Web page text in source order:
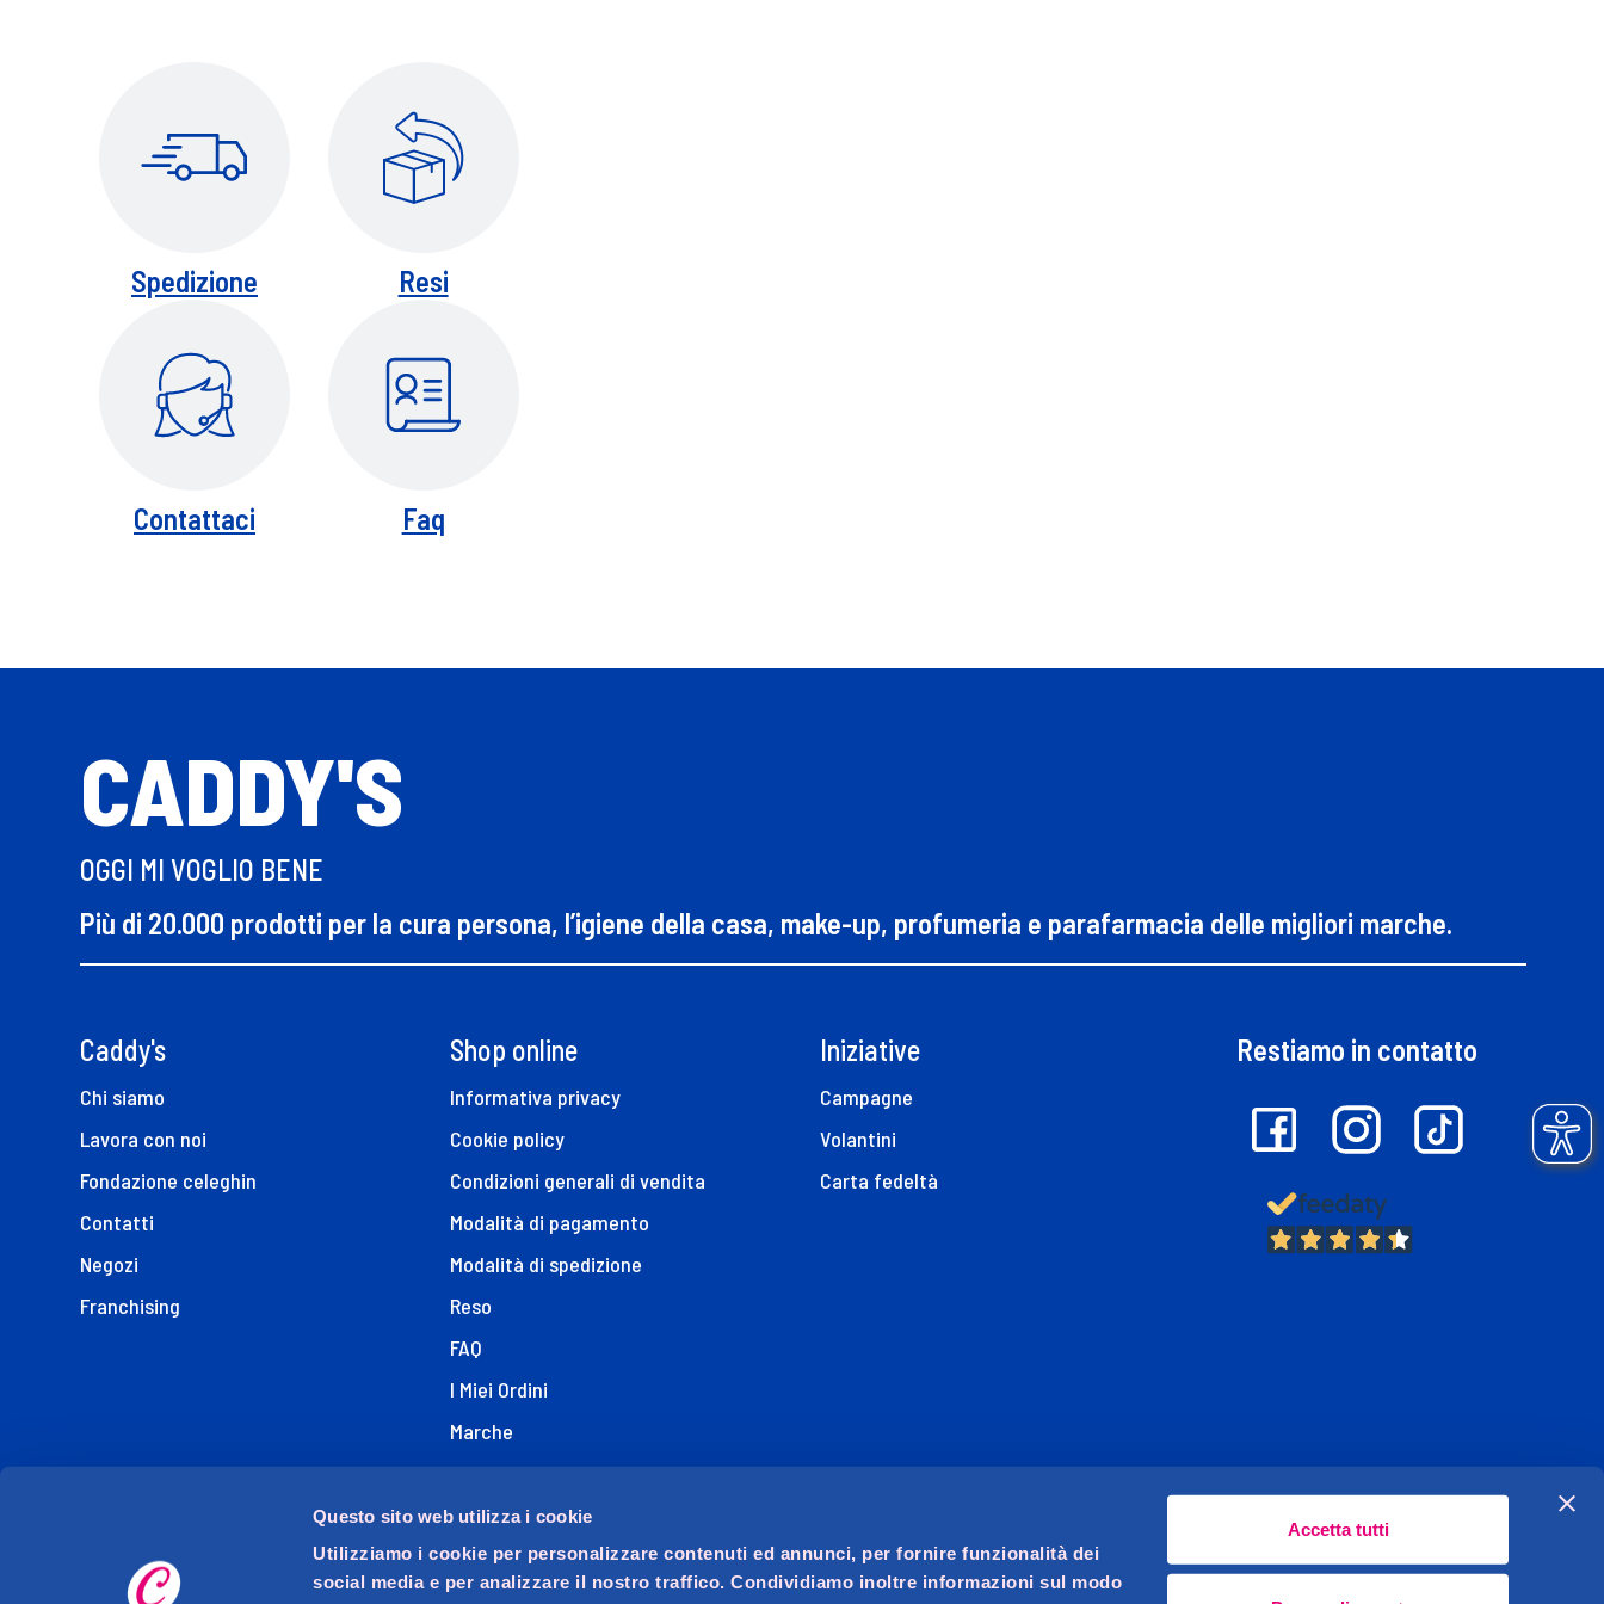
Questo sito web utilizza i cookie
Utilizziamo i cookie per personalizzare contenuti ed annunci, per fornire funzionalità dei
social media e per analizzare il nostro traffico. Condividiamo inoltre informazioni sul modo
Accetta tutti
Spedizione Resi
Contattaci Faq
CADDY'S
OGGI MI VOGLIO BENE
Più di 20.000 prodotti per la cura persona, l’igiene della casa, make-up, profumeria e parafarmacia delle migliori marche.
Caddy's
Chi siamo
Lavora con noi
Fondazione celeghin
Contatti
Negozi
Franchising
Shop online
Informativa privacy
Cookie policy
Condizioni generali di vendita
Modalità di pagamento
Modalità di spedizione
Reso
FAQ
I Miei Ordini
Marche
Dichiarazione di Accessibilità
Iniziative
Campagne
Volantini
Carta fedeltà
Restiamo in contatto